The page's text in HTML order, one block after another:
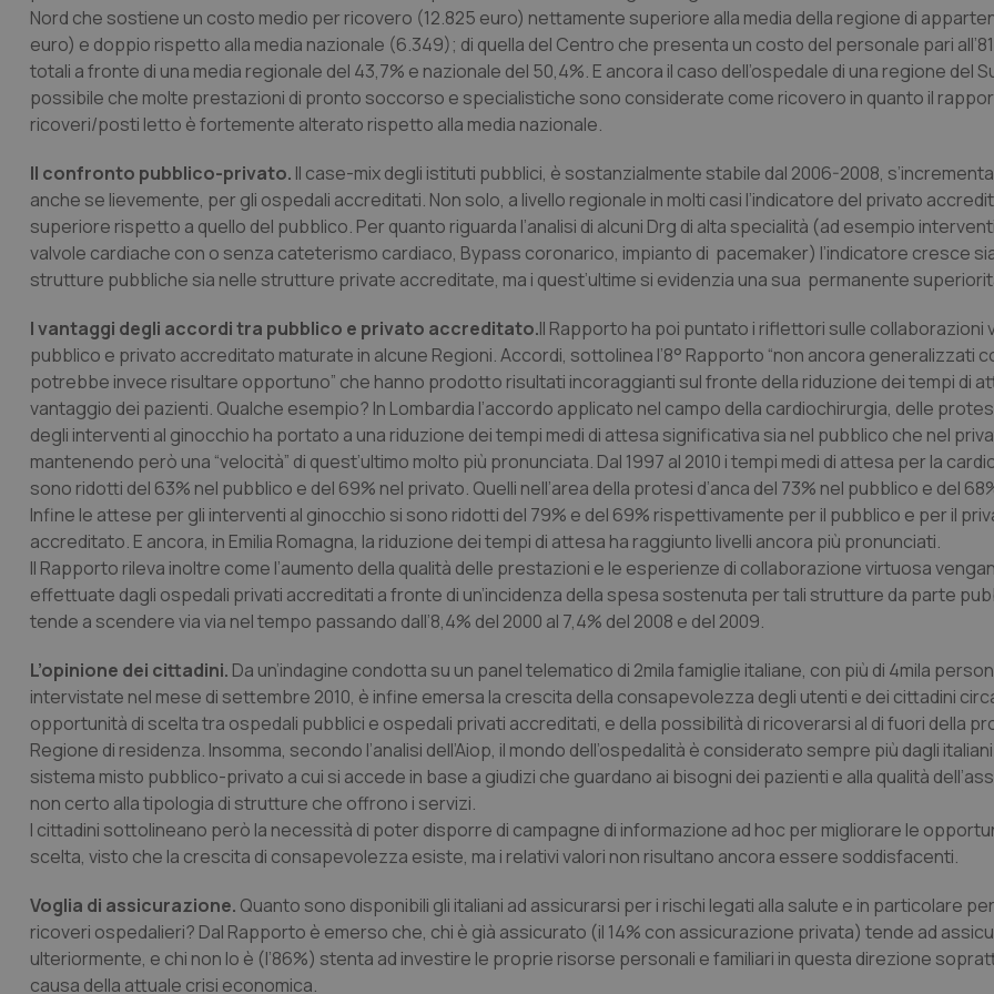
Nord che sostiene un costo medio per ricovero (12.825 euro) nettamente superiore alla media della regione di
euro) e doppio rispetto alla media nazionale (6.349); di quella del Centro che presenta un costo del personale pari
totali a fronte di una media regionale del 43,7% e nazionale del 50,4%. E ancora il caso dell’ospedale di una regione del
possibile che molte prestazioni di pronto soccorso e specialistiche sono considerate come ricovero in quanto il
ricoveri/posti letto è fortemente alterato rispetto alla media nazionale.
Il confronto pubblico-privato. Il case-mixdegli istituti pubblici, è sostanzialmente stabile dal 2006-2008,
anche se lievemente, per gli ospedali accreditati. Non solo, a livello regionale in molti casi l’indicatore del privato
superiore rispetto a quello del pubblico. Per quanto riguarda l’analisi di alcuni Drg di alta specialità (ad esempio
valvole cardiache con o senza cateterismo cardiaco, Bypass coronarico, impianto di pacemaker) l’indicatore cresce
strutture pubbliche sia nelle strutture private accreditate, ma i quest’ultime si evidenzia una sua permanente
I vantaggi degli accordi tra pubblico e privato accreditato.Il Rapporto ha poi puntato i riflettori sulle collaborazioni
pubblico e privato accreditato maturate in alcune Regioni. Accordi, sottolinea l’8° Rapporto “non ancora generalizzati
potrebbe invece risultare opportuno” che hanno prodotto risultati incoraggianti sul fronte della riduzione dei tempi di
vantaggio dei pazienti. Qualche esempio? In Lombardia l’accordo applicato nel campo della cardiochirurgia, delle
degli interventi al ginocchio ha portato a una riduzione dei tempi medi di attesa significativa sia nel pubblico che nel
mantenendo però una “velocità” di quest’ultimo molto più pronunciata. Dal 1997 al 2010 i tempi medi di attesa per la
sono ridotti del 63% nel pubblico e del 69% nel privato. Quelli nell’area della protesi d’anca del 73% nel pubblico e del
Infine le attese per gli interventi al ginocchio si sono ridotti del 79% e del 69% rispettivamente per il pubblico e per il
accreditato. E ancora, in Emilia Romagna, la riduzione dei tempi di attesa ha raggiunto livelli ancora più pronunciati.
Il Rapporto rileva inoltre come l’aumento della qualità delle prestazioni e le esperienze di collaborazione virtuosa
effettuate dagli ospedali privati accreditati a fronte di un’incidenza della spesa sostenuta per tali strutture da parte
tende a scendere via via nel tempo passando dall’8,4% del 2000 al 7,4% del 2008 e del 2009.
L’opinione dei cittadini. Da un’indagine condotta su un panel telematico di 2mila famiglie italiane, con più di 4mila
intervistate nel mese di settembre 2010, è infine emersa la crescita della consapevolezza degli utenti e dei cittadini
opportunità di scelta tra ospedali pubblici e ospedali privati accreditati, e della possibilità di ricoverarsi al di fuori della
Regione di residenza. Insomma, secondo l’analisi dell’Aiop, il mondo dell’ospedalità è considerato sempre più dagli
sistema misto pubblico-privato a cui si accede in base a giudizi che guardano ai bisogni dei pazienti e alla qualità
non certo alla tipologia di strutture che offrono i servizi.
I cittadini sottolineano però la necessità di poter disporre di campagne di informazione ad hoc per migliorare le
scelta, visto che la crescita di consapevolezza esiste, ma i relativi valori non risultano ancora essere soddisfacenti.
Voglia di assicurazione. Quanto sono disponibili gli italiani ad assicurarsi per i rischi legati alla salute e in particolare
ricoveri ospedalieri? Dal Rapporto è emerso che, chi è già assicurato (il 14% con assicurazione privata) tende ad
ulteriormente, e chi non lo è (l’86%) stenta ad investire le proprie risorse personali e familiari in questa direzione
causa della attuale crisi economica.
CookieScriptConsent
www.quotidianosanita.it
5 mesi 3
settimane
Questo cookie viene utilizzato
Script.com per ricordare le
sui cookie dei visitatori. È
dei cookie di Cookie-Script.com
correttamente.
tracking-sites-ironfish-
tracking-enable
www.quotidianosanita.it
tracking-sites-ironfish-
session-id
settimane
2 giorni
Questo cookie è impostato
assegnare un identificatore
_ga
Google LLC
.quotidianosanita.it
1 anno 1
Questo nome di cookie è
Universal Analytics, che è un
significativo del servizio di
generato in modo casuale come
sito e utilizzato per calcolare i
sessioni e campagne per i
PHPSESSID
PHP.net
www.quotidianosanita.it
Sessione
Cookie generato da applicazioni
linguaggio PHP. Si tratta di un
generico utilizzato per
sessione utente. Normalmente
generato in modo casuale, il
utilizzato può essere specifico
buon esempio è mantenere uno
un utente tra le pagine.
_ga_KM60CM4NPH
.quotidianosanita.it
1 anno 1
mese
Questo cookie viene utilizzato da
per mantenere lo stato della
Dominio
_ga_0VMQEQKQ1N .quotidianosanita.it
1 anno 1
mese
Questo cookie viene utilizzato da Google
lo stato della sessione.
VISITOR_INFO1_LIVE
Google LLC
.youtube.com
5 mesi 4
settimane
Questo cookie è impostato da Youtube
delle preferenze dell'utente per i video di
nei siti; può anche determinare se il
utilizzando la nuova o la vecchia versione
Youtube.
__Secure-YNID
.youtube.com
5 mesi 4
settimane
Questo cookie è impostato da Youtube
delle preferenze dell'utente per i video di
utilizzando la nuova o la vecchia versione
Youtube.
YSC
Sessione
Questo cookie è impostato da YouTube
__Secure-
ROLLOUT_TOKEN
.youtube.com
5 mesi 4
settimane
Questo cookie è impostato da YouTube
dell'autenticazione e della
utente